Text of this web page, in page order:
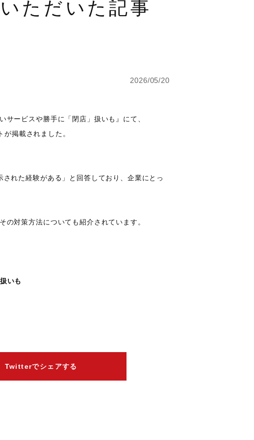
ただいた記事
2026/05/20
ービスや勝手に「閉店」扱いも』にて、
掲載されました。
れた経験がある」と回答しており、企業にとっ
対策方法についても紹介されています。
いも
Twitterでシェアする